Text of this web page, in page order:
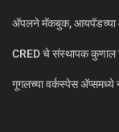
ॲपलने मॅकबुक, आयपॅडच्या
CRED चे संस्थापक
गूगलच्या वर्कस्पेस